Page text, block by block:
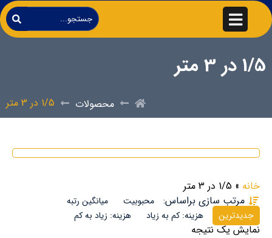
1/5 در 3 متر
محصولات 1/5 در 3 متر
خانه » 1/5 در 3 متر
نمایش یک نتیجه
مرتب سازی براساس: محبوبیت
میانگین رتبه
جدیدترین
هزینه: کم به زیاد هزینه: زیاد به کم